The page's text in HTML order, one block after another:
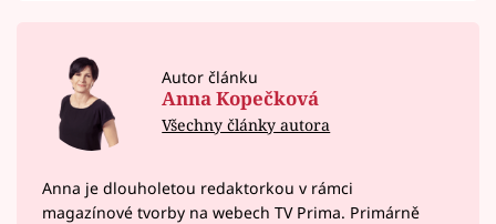
Autor článku
Anna Kopečková
Všechny články autora
Anna je dlouholetou redaktorkou v rámci
magazínové tvorby na webech TV Prima. Primárně